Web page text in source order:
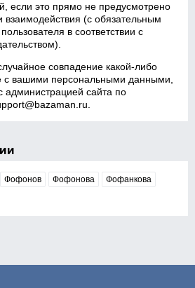
если это прямо не предусмотрено
(с обязательным
в соответствии с
совпадение какой‑либо
с вашими персональными данными,
администрацией сайта по
Фофонов Фофонова
Фофанкова